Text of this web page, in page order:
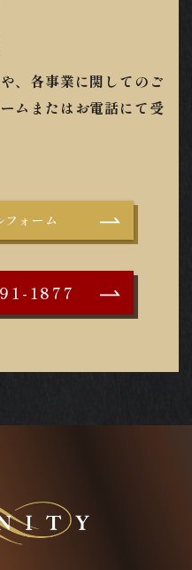
、各事業に関してのご
ムまたはお電話にて受
フォーム
1877